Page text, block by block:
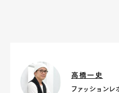
高橋一史
ファッション